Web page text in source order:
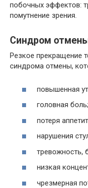
побочных эффектов:
помутнение зрения.
Синдром
Резкое прекращение
синдрома отмены,
повышенная
головная боль;
потеря
нарушения
тревожность,
низкая
чрезмерная